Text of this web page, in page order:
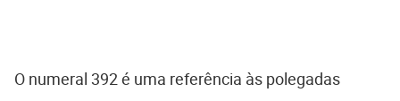
O numeral 392 é uma referência às polegadas